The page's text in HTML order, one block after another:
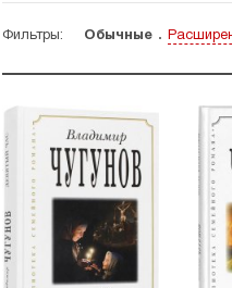
Фильтры: Обычные